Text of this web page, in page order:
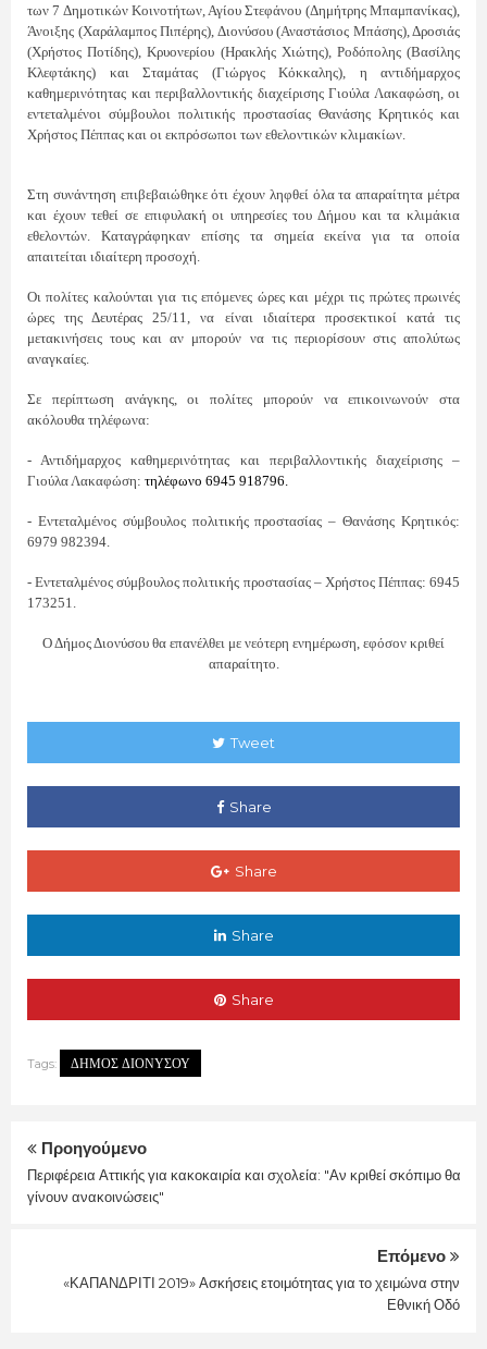
των 7 Δημοτικών Κοινοτήτων, Αγίου Στεφάνου (Δημήτρης Μπαμπανίκας),
Άνοιξης (Χαράλαμπος Πιπέρης), Διονύσου (Αναστάσιος Μπάσης), Δροσιάς
(Χρήστος Ποτίδης), Κρυονερίου (Ηρακλής Χιώτης), Ροδόπολης (Βασίλης
Κλεφτάκης) και Σταμάτας (Γιώργος Κόκκαλης), η αντιδήμαρχος
καθημερινότητας και περιβαλλοντικής διαχείρισης Γιούλα Λακαφώση, οι
εντεταλμένοι σύμβουλοι πολιτικής προστασίας Θανάσης Κρητικός και
Χρήστος Πέππας και οι εκπρόσωποι των εθελοντικών κλιμακίων.
Στη συνάντηση επιβεβαιώθηκε ότι έχουν ληφθεί όλα τα απαραίτητα μέτρα
και έχουν τεθεί σε επιφυλακή οι υπηρεσίες του Δήμου και τα κλιμάκια
εθελοντών. Καταγράφηκαν επίσης τα σημεία εκείνα για τα οποία
απαιτείται ιδιαίτερη προσοχή.
Οι πολίτες καλούνται για τις επόμενες ώρες και μέχρι τις πρώτες πρωινές
ώρες της Δευτέρας 25/11, να είναι ιδιαίτερα προσεκτικοί κατά τις
μετακινήσεις τους και αν μπορούν να τις περιορίσουν στις απολύτως
αναγκαίες.
Σε περίπτωση ανάγκης, οι πολίτες μπορούν να επικοινωνούν στα
ακόλουθα τηλέφωνα:
- Αντιδήμαρχος καθημερινότητας και περιβαλλοντικής διαχείρισης –
Γιούλα Λακαφώση: τηλέφωνο 6945 918796.
- Εντεταλμένος σύμβουλος πολιτικής προστασίας – Θανάσης Κρητικός:
6979 982394.
- Εντεταλμένος σύμβουλος πολιτικής προστασίας – Χρήστος Πέππας: 6945
173251.
Ο Δήμος Διονύσου θα επανέλθει με νεότερη ενημέρωση, εφόσον κριθεί
απαραίτητο.
Tweet
Share
Share
Share
Share
Tags: ΔΗΜΟΣ ΔΙΟΝΥΣΟΥ
Προηγούμενο
Περιφέρεια Αττικής για κακοκαιρία και σχολεία: "Αν κριθεί σκόπιμο θα
γίνουν ανακοινώσεις"
Επόμενο
«ΚΑΠΑΝΔΡΙΤΙ 2019» Ασκήσεις ετοιμότητας για το χειμώνα στην
Εθνική Οδό